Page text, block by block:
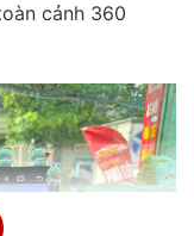
cảnh 360